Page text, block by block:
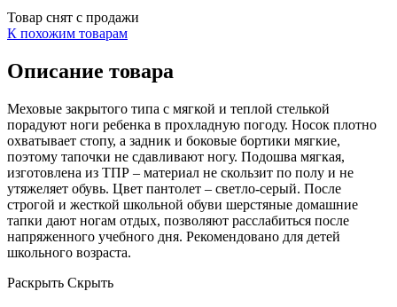
Товар снят с продажи
К похожим товарам
Описание товара
Меховые закрытого типа с мягкой и теплой стелькой
порадуют ноги ребенка в прохладную погоду. Носок плотно
охватывает стопу, а задник и боковые бортики мягкие,
поэтому тапочки не сдавливают ногу. Подошва мягкая,
изготовлена из ТПР – материал не скользит по полу и не
утяжеляет обувь. Цвет пантолет – светло-серый. После
строгой и жесткой школьной обуви шерстяные домашние
тапки дают ногам отдых, позволяют расслабиться после
напряженного учебного дня. Рекомендовано для детей
школьного возраста.
Раскрыть Скрыть